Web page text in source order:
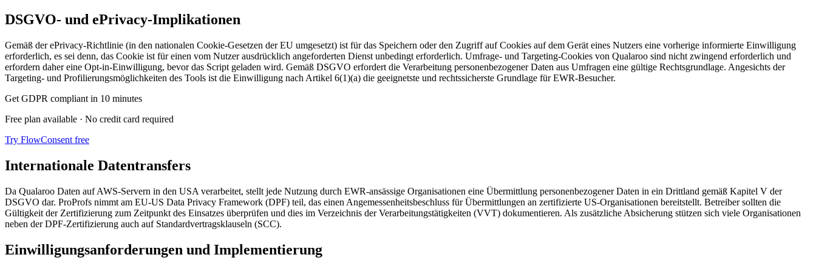
DSGVO- und ePrivacy-Implikationen
Gemäß der ePrivacy-Richtlinie (in den nationalen Cookie-Gesetzen der EU umgesetzt) ist für das Speichern oder den Zugriff auf Cookies auf dem Gerät eines Nutzers eine vorherige informierte Einwilligung
erforderlich, es sei denn, das Cookie ist für einen vom Nutzer ausdrücklich angeforderten Dienst unbedingt erforderlich. Umfrage- und Targeting-Cookies von Qualaroo sind nicht zwingend erforderlich und
erfordern daher eine Opt-in-Einwilligung, bevor das Script geladen wird. Gemäß DSGVO erfordert die Verarbeitung personenbezogener Daten aus Umfragen eine gültige Rechtsgrundlage. Angesichts der
Targeting- und Profilierungsmöglichkeiten des Tools ist die Einwilligung nach Artikel 6(1)(a) die geeignetste und rechtssicherste Grundlage für EWR-Besucher.
Get GDPR compliant in 10 minutes
Free plan available · No credit card required
Try FlowConsent free
Internationale Datentransfers
Da Qualaroo Daten auf AWS-Servern in den USA verarbeitet, stellt jede Nutzung durch EWR-ansässige Organisationen eine Übermittlung personenbezogener Daten in ein Drittland gemäß Kapitel V der
DSGVO dar. ProProfs nimmt am EU-US Data Privacy Framework (DPF) teil, das einen Angemessenheitsbeschluss für Übermittlungen an zertifizierte US-Organisationen bereitstellt. Betreiber sollten die
Gültigkeit der Zertifizierung zum Zeitpunkt des Einsatzes überprüfen und dies im Verzeichnis der Verarbeitungstätigkeiten (VVT) dokumentieren. Als zusätzliche Absicherung stützen sich viele Organisationen
neben der DPF-Zertifizierung auch auf Standardvertragsklauseln (SCC).
Einwilligungsanforderungen und Implementierung